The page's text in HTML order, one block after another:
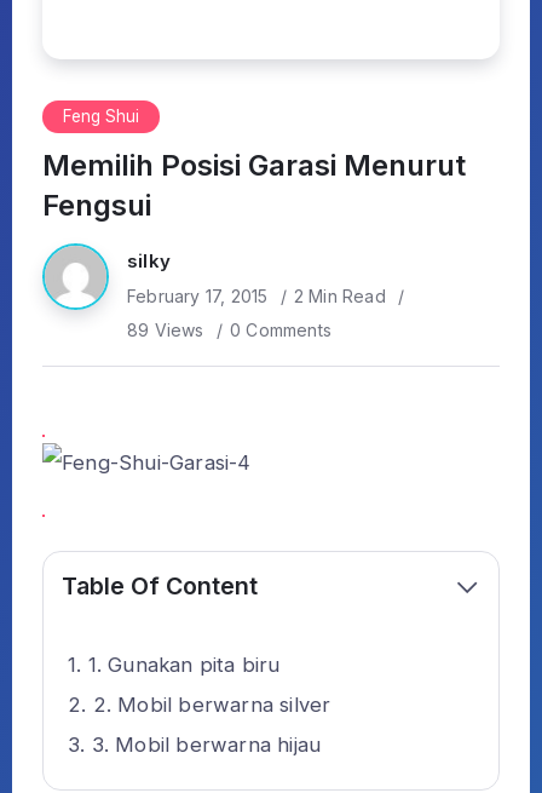
Feng Shui
Memilih Posisi Garasi Menurut
Fengsui
silky
February 17, 2015
2 Min Read
89 Views
0 Comments
Table Of Content
1. Gunakan pita biru
2. Mobil berwarna silver
3. Mobil berwarna hijau